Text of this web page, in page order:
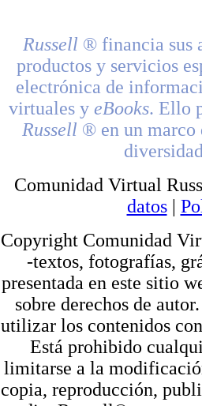
Russell ® financia sus
productos y servicios
electrónica de
virtuales y eBooks. Ello
Russell ® en un marco
Comunidad Virtual
datos|
Copyright Comunidad
-textos, fotografías,
presentada en este sitio
sobre derechos de
utilizar los contenidos
Está prohibido
limitarse a la
copia, reproducción,